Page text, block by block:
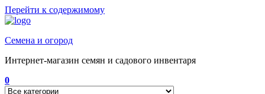
Перейти к содержимому
Семена и огород
Интернет-магазин семян и садового инвентаря
0